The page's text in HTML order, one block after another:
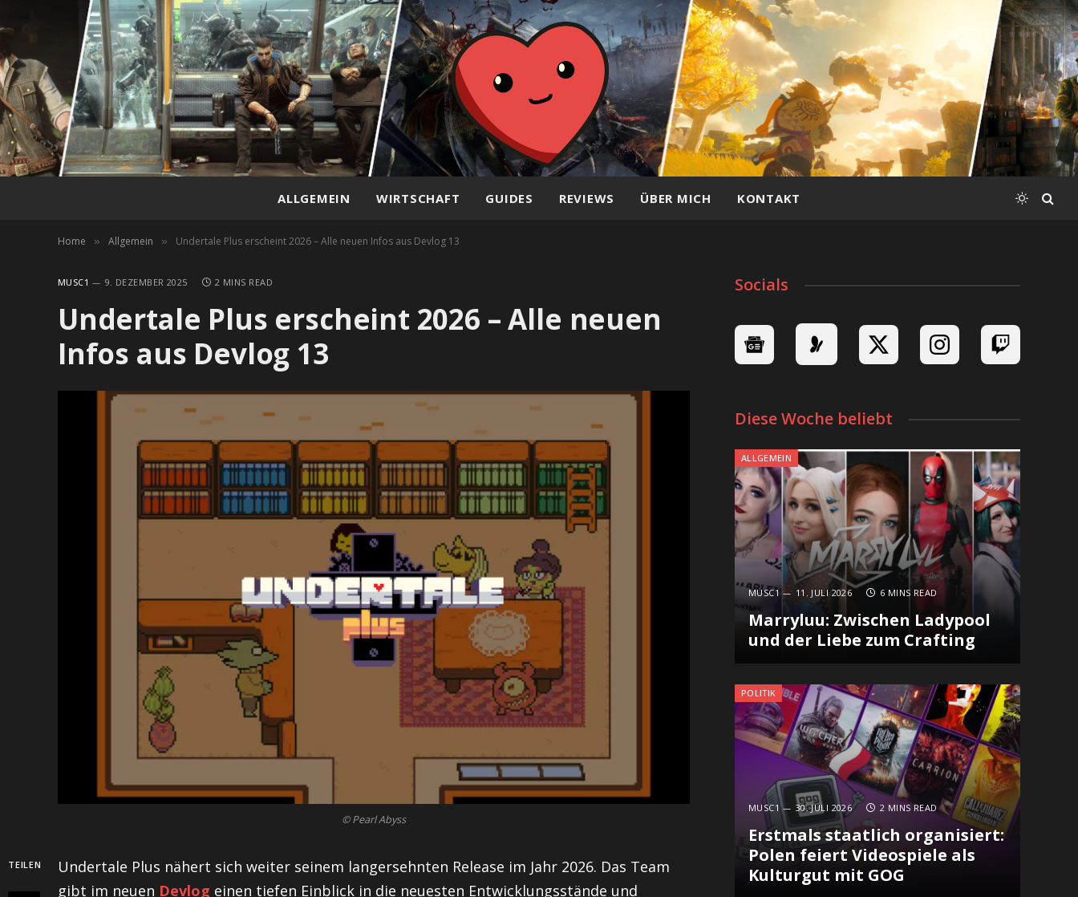
ALLGEMEIN WIRTSCHAFT GUIDES REVIEWS ÜBER MICH KONTAKT
Home » Allgemein » Undertale Plus erscheint 2026 – Alle neuen Infos aus Devlog 13
MUSC1 9. DEZEMBER 2025 2 MINS READ
Undertale Plus erscheint 2026 – Alle neuen
Infos aus Devlog 13
© Pearl Abyss
TEILEN
Undertale Plus nähert sich weiter seinem langersehnten Release im Jahr 2026. Das Team
gibt im neuen Devlog einen tiefen Einblick in die neuesten Entwicklungsstände und
Socials
Diese Woche beliebt
ALLGEMEIN
MUSC1 11. JULI 2026 6 MINS READ
Marryluu: Zwischen Ladypool
und der Liebe zum Crafting
POLITIK
MUSC1 30. JULI 2026 2 MINS READ
Erstmals staatlich organisiert:
Polen feiert Videospiele als
Kulturgut mit GOG